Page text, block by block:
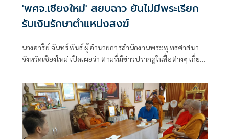
'พศจ.เชียงใหม่' สยบฉาว ยันไม่มีพระเรียก
รับเงินรักษาตำแหน่งสงฆ์
นางอารีย์ จันทร์พันธ์ ผู้อำนวยการสำนักงานพระพุทธศาสนา
จังหวัดเชียงใหม่ เปิดเผยว่า ตามที่มีข่าวปรากฏในสื่อต่างๆ เกี่ยว
ตำแหน่งสำคัญทางสงฆ์